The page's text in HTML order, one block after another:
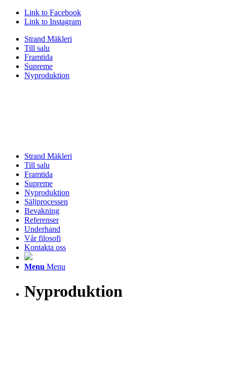
Link to Facebook
Link to Instagram
Strand Mäkleri
Till salu
Framtida
Supreme
Nyproduktion
Strand Mäkleri
Till salu
Framtida
Supreme
Nyproduktion
Säljprocessen
Bevakning
Referenser
Underhand
Vår filosofi
Kontakta oss
Menu Menu
Nyproduktion